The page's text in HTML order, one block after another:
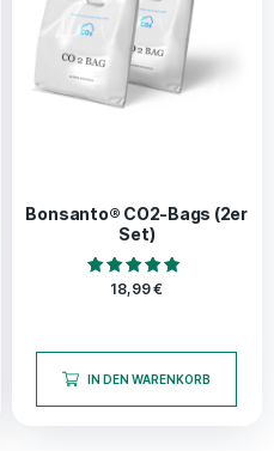
Bonsanto® CO2-Bags (2er
Set)
Bewertet mit
4.71
18,99€
IN DEN WARENKORB